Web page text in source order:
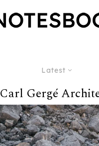
Latest
Carl Gergé